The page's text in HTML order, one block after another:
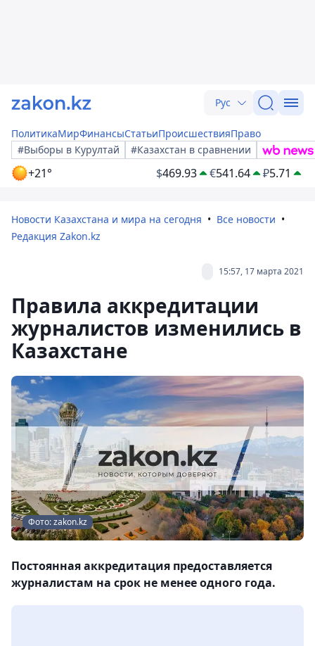
Рус
ПолитикаМирФинансыСтатьиПроисшествияПраво
#Выборы в Курултай
#Казахстан в сравнении
+21° $469.93 €541.64 ₽5.71
Новости Казахстана и мира на сегодня
Все новости
Редакция Zakon.kz
15:57, 17 марта 2021
Правила аккредитации
журналистов изменились в
Казахстане
Фото: zakon.kz
Постоянная аккредитация предоставляется
журналистам на срок не менее одного года.